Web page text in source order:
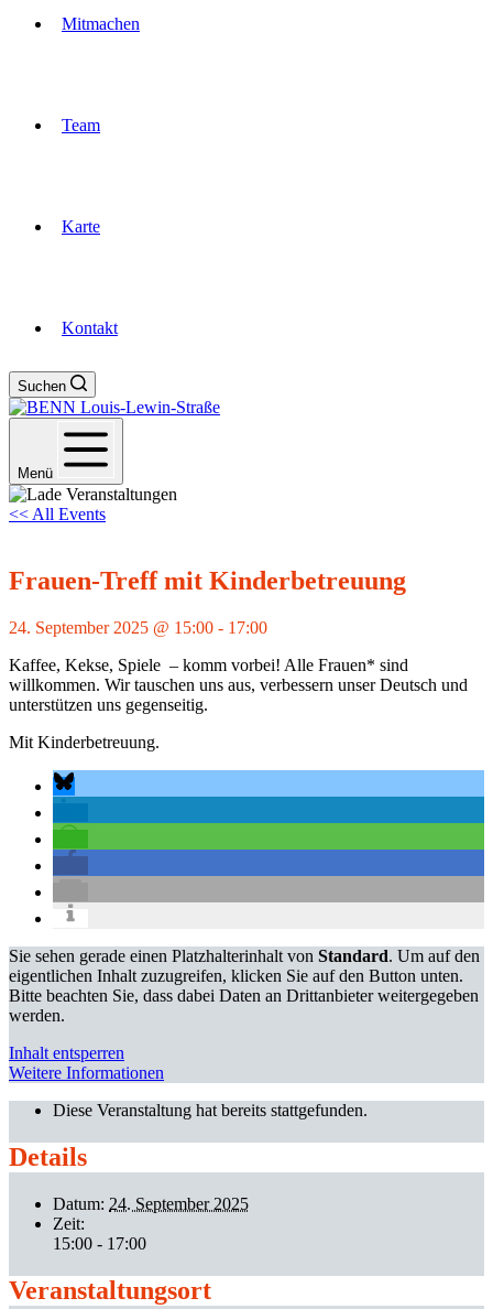
Mitmachen
Team
Karte
Kontakt
Suchen
Menü
<< All Events
Frauen-Treff mit Kinderbetreuung
24. September 2025 @ 15:00 - 17:00
Kaffee, Kekse, Spiele – komm vorbei! Alle Frauen* sind
willkommen. Wir tauschen uns aus, verbessern unser Deutsch und
unterstützen uns gegenseitig.
Mit Kinderbetreuung.
Sie sehen gerade einen Platzhalterinhalt von Standard. Um auf den
eigentlichen Inhalt zuzugreifen, klicken Sie auf den Button unten.
Bitte beachten Sie, dass dabei Daten an Drittanbieter weitergegeben
werden.
Inhalt entsperren
Weitere Informationen
Diese Veranstaltung hat bereits stattgefunden.
Details
Datum: 24. September 2025
Zeit:
15:00 - 17:00
Veranstaltungsort